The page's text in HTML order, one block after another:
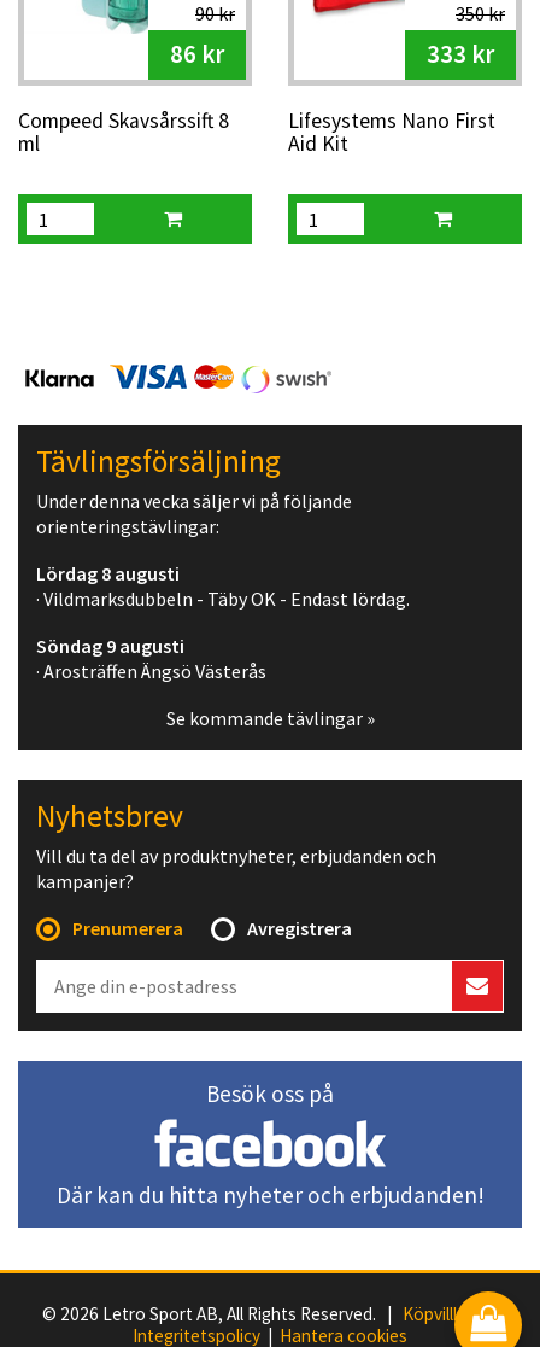
90 kr
86 kr
Compeed Skavsårssift 8
ml
350 kr
333 kr
Lifesystems Nano First
Aid Kit
Tävlingsförsäljning
Under denna vecka säljer vi på följande
orienteringstävlingar:
Lördag 8 augusti
· Vildmarksdubbeln - Täby OK - Endast lördag.
Söndag 9 augusti
· Arosträffen Ängsö Västerås
Se kommande tävlingar »
Nyhetsbrev
Vill du ta del av produktnyheter, erbjudanden och
kampanjer?
Prenumerera
Avregistrera
Besök oss på
Där kan du hitta nyheter och erbjudanden!
© 2026 Letro Sport AB, All Rights Reserved. | Köpvillkor|
Integritetspolicy | Hantera cookies